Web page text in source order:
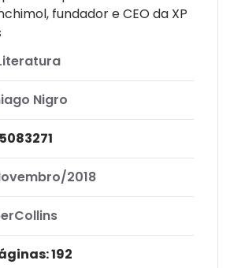
fundador e CEO da XP
Nigro
2018
: 192